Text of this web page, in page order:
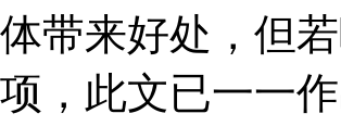
体带来好处，但
项，此文已一一